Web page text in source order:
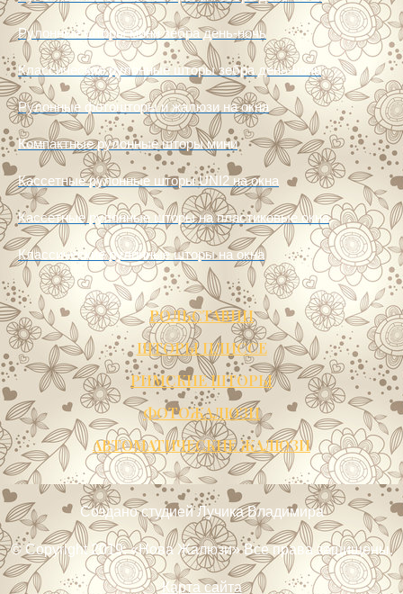
Рулонные кассетные шторы uni зебра день-ночь
Рулонные шторы мини зебра день-ночь
Классические рулонные шторы зебра день-ночь
Рулонные фотошторы и жалюзи на окна
Компактные рулонные шторы мини
Кассетные рулонные шторы UNI2 на окна
Кассетные рулонные шторы на пластиковые окна
Классические рулонные шторы на окна
РОЛЬСТАВНИ
ШТОРЫ ПЛИССЕ
РИМСКИЕ ШТОРЫ
ФОТОЖАЛЮЗИ
АВТОМАТИЧЕСКИЕ ЖАЛЮЗИ
Созданостудией Лучика Владимира
© Copyright 2019. «Нова Жалюзи» Все права защищены.